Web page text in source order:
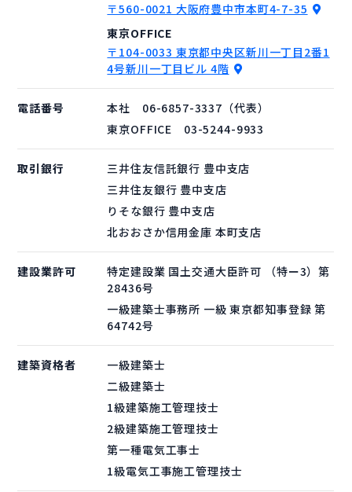
〒560-0021 大阪府豊中市本町4-7-35
東京OFFICE
〒104-0033 東京都中央区新川一丁目2番1
4号新川一丁目ビル 4階
電話番号
本社 06-6857-3337（代表）
東京OFFICE 03-5244-9933
取引銀行
三井住友信託銀行 豊中支店
三井住友銀行 豊中支店
りそな銀行 豊中支店
北おおさか信用金庫 本町支店
建設業許可
特定建設業 国土交通大臣許可 （特ー3）第
28436号
一級建築士事務所 一級 東京都知事登録 第
64742号
建築資格者
一級建築士
二級建築士
1級建築施工管理技士
2級建築施工管理技士
第一種電気工事士
1級電気工事施工管理技士